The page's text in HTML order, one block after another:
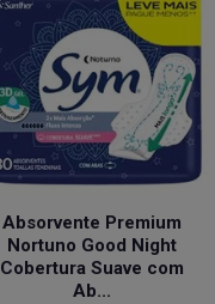
Absorvente Premium
Nortuno Good Night
Cobertura Suave com
Ab...